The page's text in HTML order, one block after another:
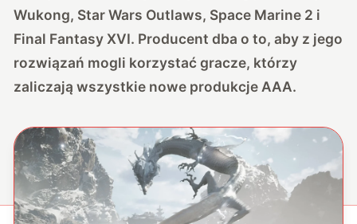
Wukong, Star Wars Outlaws, Space Marine 2 i
Final Fantasy XVI. Producent dba o to, aby z jego
rozwiązań mogli korzystać gracze, którzy
zaliczają wszystkie nowe produkcje AAA.